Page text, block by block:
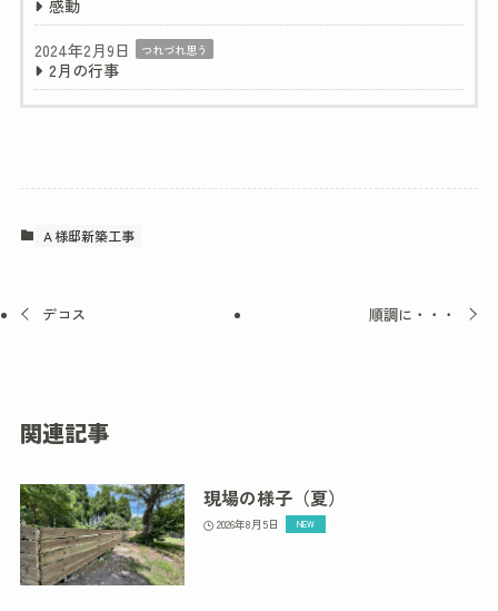
感動
2024年2月9日
つれづれ思う
2月の行事
Ａ様邸新築工事
デコス 順調に・・・
関連記事
現場の様子（夏）
2026年8月5日